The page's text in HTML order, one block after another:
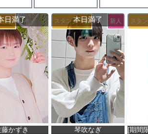
ード
日満了
かずき
新人
スタンダード
本日満了
琴吹なぎ
スタ
[期間